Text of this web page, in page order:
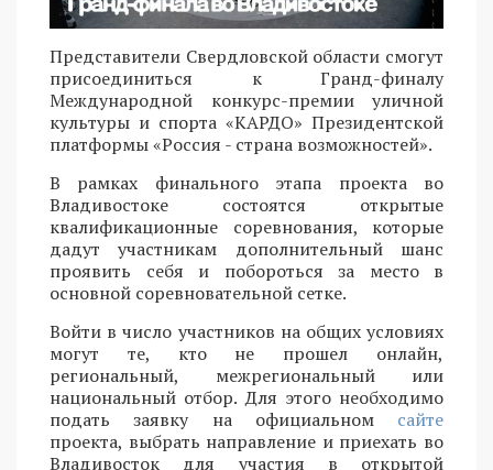
Представители Свердловской области смогут
присоединиться к Гранд-финалу
Международной конкурс-премии уличной
культуры и спорта «КАРДО» Президентской
платформы «Россия - страна возможностей».
В рамках финального этапа проекта во
Владивостоке состоятся открытые
квалификационные соревнования, которые
дадут участникам дополнительный шанс
проявить себя и побороться за место в
основной соревновательной сетке.
Войти в число участников на общих условиях
могут те, кто не прошел онлайн,
региональный, межрегиональный или
национальный отбор. Для этого необходимо
подать заявку на официальном сайте
проекта, выбрать направление и приехать во
Владивосток для участия в открытой